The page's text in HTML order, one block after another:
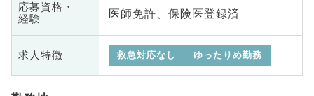
応募資格・
経験
医師免許、保険医登録済
求人特徴 救急対応なし ゆったりめ勤務